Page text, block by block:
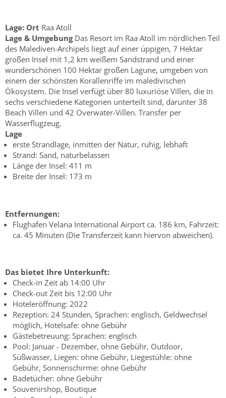
Lage: Ort Raa Atoll
Lage & UmgebungDas Resort im Raa Atoll im nördlichen Teil
des Malediven-Archipels liegt auf einer üppigen, 7 Hektar
großen Insel mit 1,2 km weißem Sandstrand und einer
wunderschönen 100 Hektar großen Lagune, umgeben von
einem der schönsten Korallenriffe im maledivischen
Ökosystem. Die Insel verfügt über 80 luxuriöse Villen, die in
sechs verschiedene Kategorien unterteilt sind, darunter 38
Beach Villen und 42 Overwater-Villen. Transfer per
Wasserflugzeug.
Lage
erste Strandlage, inmitten der Natur, ruhig, lebhaft
Strand: Sand, naturbelassen
Länge der Insel: 411 m
Breite der Insel: 173 m
Entfernungen:
Flughafen Velana International Airport ca. 186 km, Fahrzeit:
ca. 45 Minuten (Die Transferzeit kann hiervon abweichen).
Das bietet Ihre Unterkunft:
Check-in Zeit ab 14:00 Uhr
Check-out Zeit bis 12:00 Uhr
Hoteleröffnung: 2022
Rezeption: 24 Stunden, Sprachen: englisch, Geldwechsel
möglich, Hotelsafe: ohne Gebühr
Gästebetreuung: Sprachen: englisch
Pool: Januar - Dezember, ohne Gebühr, Outdoor,
Süßwasser, Liegen: ohne Gebühr, Liegestühle: ohne
Gebühr, Sonnenschirme: ohne Gebühr
Badetücher: ohne Gebühr
Souvenirshop, Boutique